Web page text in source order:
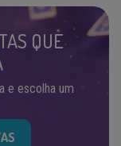
QUE
e escolha um